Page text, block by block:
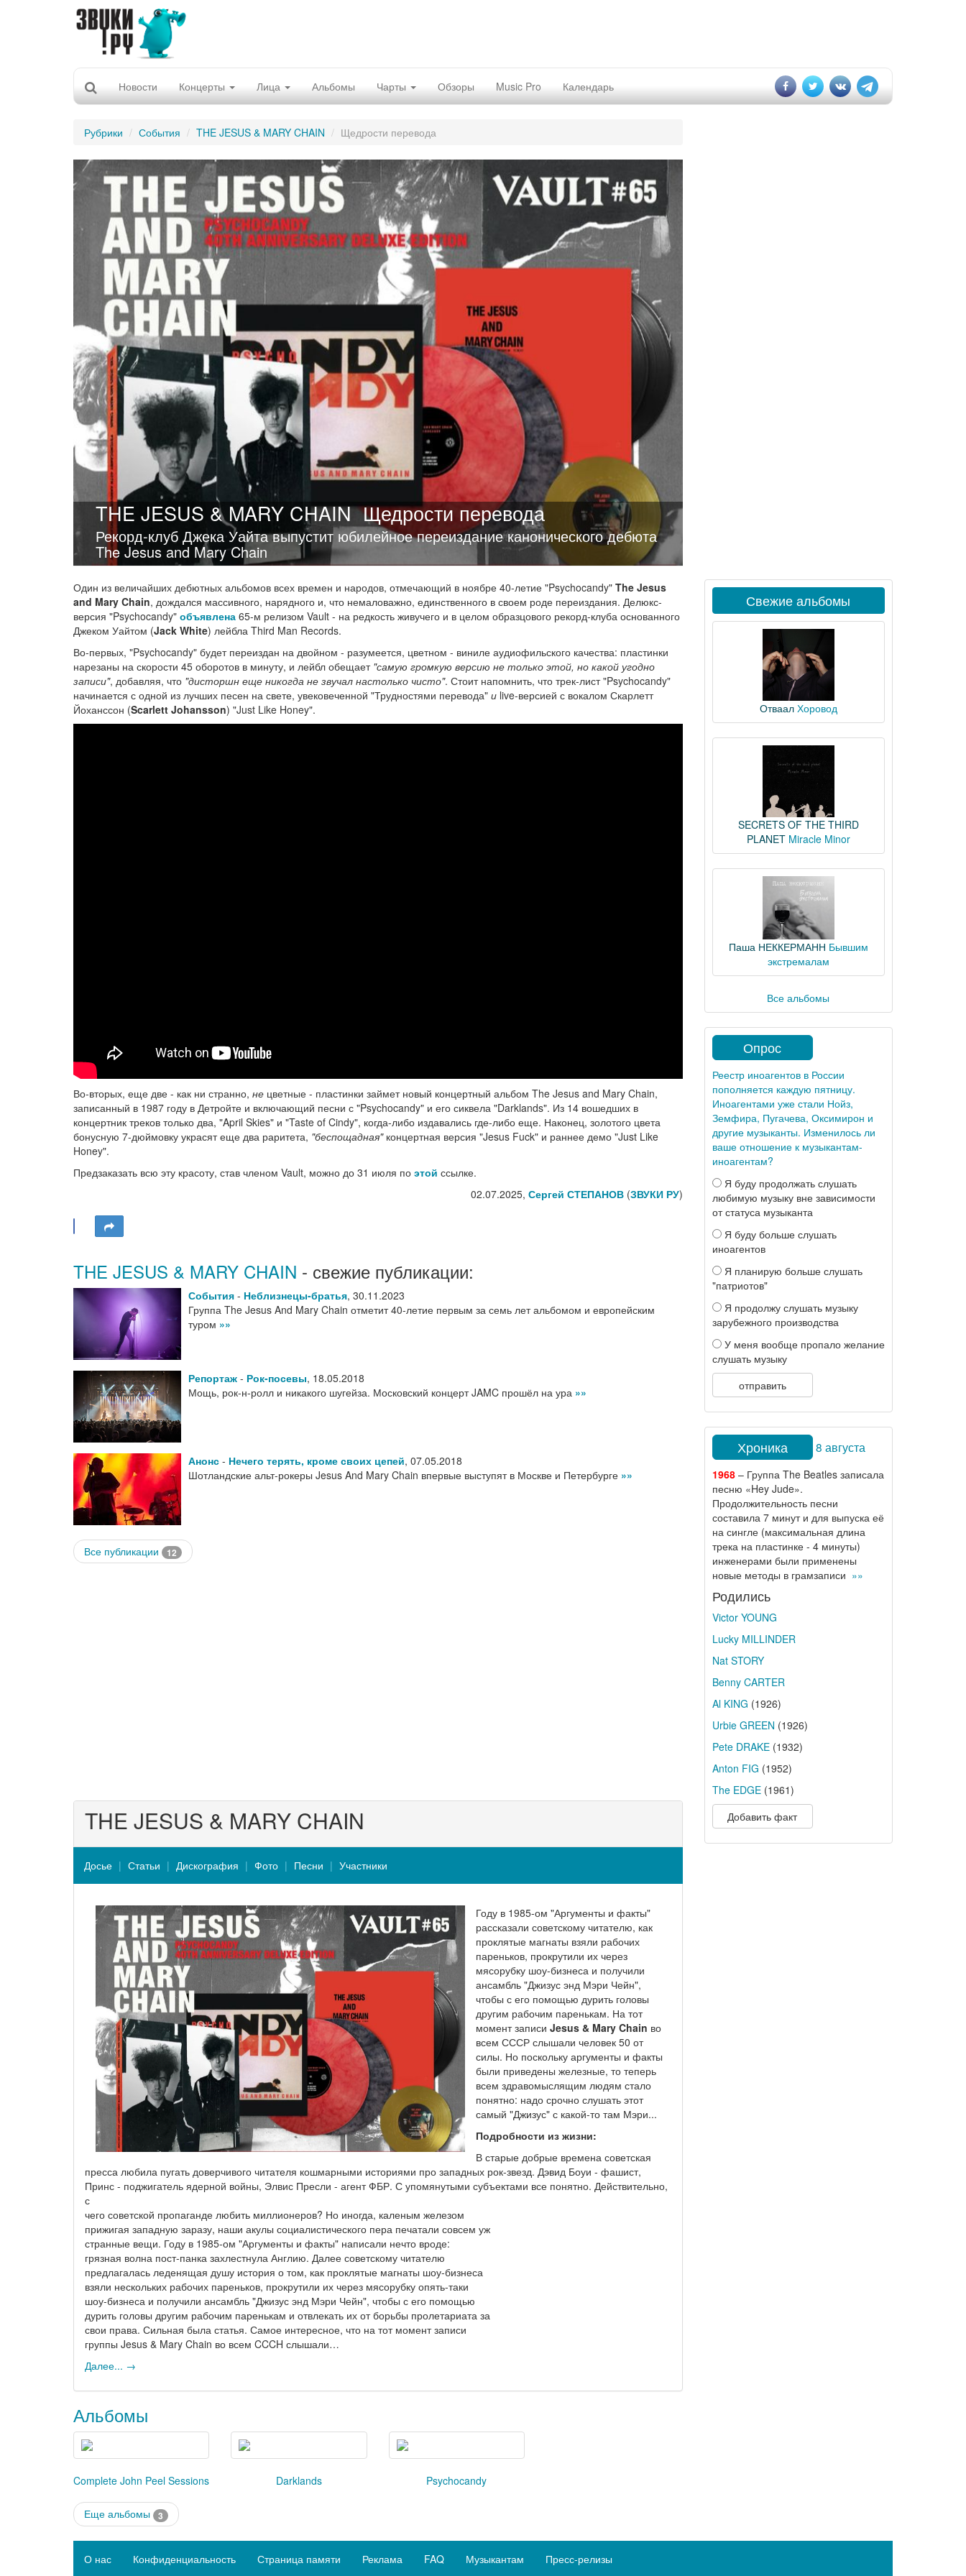
Новости Концерты Лица Альбомы Чарты Обзоры Music Pro Календарь
Рубрики События THE JESUS & MARY CHAIN Щедрости перевода
THE JESUS & MARY CHAIN Щедрости перевода
Рекорд-клуб Джека Уайта выпустит юбилейное переиздание канонического дебюта
The Jesus and Mary Chain
Один из величайших дебютных альбомов всех времен и народов, отмечающий в ноябре 40-летие "Psychocandy" The Jesus
and Mary Chain, дождался массивного, нарядного и, что немаловажно, единственного в своем роде переиздания. Делюкс-
версия "Psychocandy" объявлена 65-м релизом Vault - на редкость живучего и в целом образцового рекорд-клуба основанного
Джеком Уайтом (Jack White) лейбла Third Man Records.
Во-первых, "Psychocandy" будет переиздан на двойном - разумеется, цветном - виниле аудиофильского качества: пластинки
нарезаны на скорости 45 оборотов в минуту, и лейбл обещает "самую громкую версию не только этой, но какой угодно
записи", добавляя, что "дисторшн еще никогда не звучал настолько чисто". Стоит напомнить, что трек-лист "Psychocandy"
начинается с одной из лучших песен на свете, увековеченной "Трудностями перевода" и live-версией с вокалом Скарлетт
Йоханссон (Scarlett Johansson) "Just Like Honey".
Во-вторых, еще две - как ни странно, не цветные - пластинки займет новый концертный альбом The Jesus and Mary Chain,
записанный в 1987 году в Детройте и включающий песни с "Psychocandy" и его сиквела "Darklands". Из 14 вошедших в
концертник треков только два, "April Skies" и "Taste of Cindy", когда-либо издавались где-либо еще. Наконец, золотого цвета
бонусную 7-дюймовку украсят еще два раритета, "беспощадная"концертная версия "Jesus Fuck" и раннее демо "Just Like
Honey".
Предзаказать всю эту красоту, став членом Vault, можно до 31 июля по этой ссылке.
02.07.2025, Сергей СТЕПАНОВ(ЗВУКИ РУ)
THE JESUS & MARY CHAIN - свежие публикации:
События - Неблизнецы-братья, 30.11.2023
Группа The Jesus And Mary Chain отметит 40-летие первым за семь лет альбомом и европейским
туром »»
Репортаж - Рок-посевы, 18.05.2018
Мощь, рок-н-ролл и никакого шугейза. Московский концерт JAMC прошёл на ура »»
Анонс - Нечего терять, кроме своих цепей, 07.05.2018
Шотландские альт-рокеры Jesus And Mary Chain впервые выступят в Москве и Петербурге »»
Все публикации 12
THE JESUS & MARY CHAIN
Досье Статьи Дискография Фото Песни Участники
Году в 1985-ом "Аргументы и факты"
рассказали советскому читателю, как
проклятые магнаты взяли рабочих
пареньков, прокрутили их через
мясорубку шоу-бизнеса и получили
ансамбль "Джизус энд Мэри Чейн",
чтобы с его помощью дурить головы
другим рабочим паренькам. На тот
момент записи Jesus & Mary Chain во
всем СССР слышали человек 50 от
силы. Но поскольку аргументы и факты
были приведены железные, то теперь
всем здравомыслящим людям стало
понятно: надо срочно слушать этот
самый "Джизус" с какой-то там Мэри...
Подробности из жизни:
В старые добрые времена советская
пресса любила пугать доверчивого читателя кошмарными историями про западных рок-звезд. Дэвид Боуи - фашист,
Принс - поджигатель ядерной войны, Элвис Пресли - агент ФБР. С упомянутыми субъектами все понятно. Действительно,
с
чего советской пропаганде любить миллионеров? Но иногда, каленым железом
прижигая западную заразу, наши акулы социалистического пера печатали совсем уж
странные вещи. Году в 1985-ом "Аргументы и факты" написали нечто вроде:
грязная волна пост-панка захлестнула Англию. Далее советскому читателю
предлагалась леденящая душу история о том, как проклятые магнаты шоу-бизнеса
взяли нескольких рабочих пареньков, прокрутили их через мясорубку опять-таки
шоу-бизнеса и получили ансамбль "Джизус энд Мэри Чейн", чтобы с его помощью
дурить головы другим рабочим паренькам и отвлекать их от борьбы пролетариата за
свои права. Сильная была статья. Самое интересное, что на тот момент записи
группы Jesus & Mary Chain во всем CCCH слышали…
Далее... →
Альбомы
Complete John Peel Sessions Darklands Psychocandy
Еще альбомы 3
Свежие альбомы
Отваал Хоровод
SECRETS OF THE THIRD
PLANET Miracle Minor
Паша НЕККЕРМАНН Бывшим
экстремалам
Все альбомы
Опрос
Реестр иноагентов в России
пополняется каждую пятницу.
Иноагентами уже стали Нойз,
Земфира, Пугачева, Оксимирон и
другие музыканты. Изменилось ли
ваше отношение к музыкантам-
иноагентам?
Я буду продолжать слушать
любимую музыку вне зависимости
от статуса музыканта
Я буду больше слушать
иноагентов
Я планирую больше слушать
"патриотов"
Я продолжу слушать музыку
зарубежного производства
У меня вообще пропало желание
слушать музыку
отправить
Хроника 8 августа
1968– Группа The Beatles записала
песню «Hey Jude».
Продолжительность песни
составила 7 минут и для выпуска её
на сингле (максимальная длина
трека на пластинке - 4 минуты)
инженерами были применены
новые методы в грамзаписи »»
Родились
Victor YOUNG
Lucky MILLINDER
Nat STORY
Benny CARTER
Al KING (1926)
Urbie GREEN (1926)
Pete DRAKE(1932)
Anton FIG (1952)
The EDGE(1961)
Добавить факт
О нас Конфиденциальность Страница памяти Реклама FAQ Музыкантам Пресс-релизы